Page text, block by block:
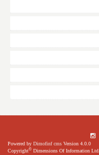
Powered by Dimofinf cms Version 4.0.0
Copyright© Dimensions Of Information Ltd.